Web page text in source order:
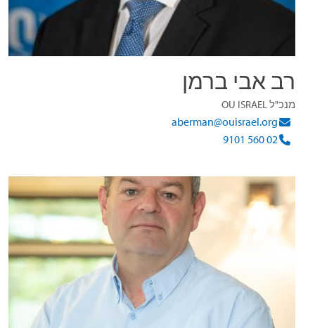
רב אבי ברמן
מנכ"ל OU ISRAEL
aberman@ouisrael.org
02 560 9101